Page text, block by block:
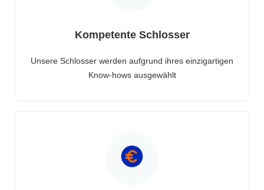
Kompetente Schlosser
Unsere Schlosser werden aufgrund ihres einzigartigen
Know-hows ausgewählt